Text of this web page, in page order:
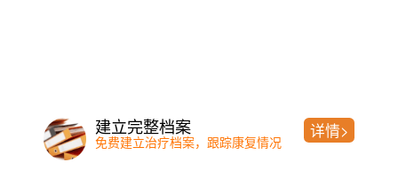
短、准确率高且全面
详情> 精神分析
洞见与自我